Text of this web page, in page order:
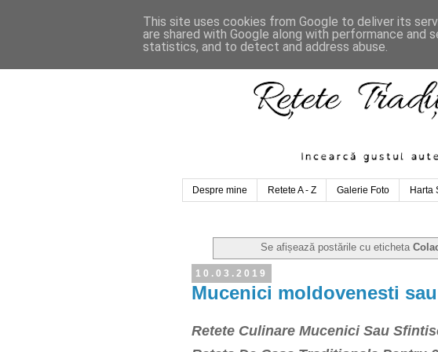
Despre mine Retete A - Z Galerie Foto Harta
Se afișează postările cu eticheta
10.03.2019
Mucenici moldovenesti
Retete Culinare Mucenici Sau
This site uses cookies from Google to deliver its
are shared with Google along with performance
statistics, and to detect and address abuse.